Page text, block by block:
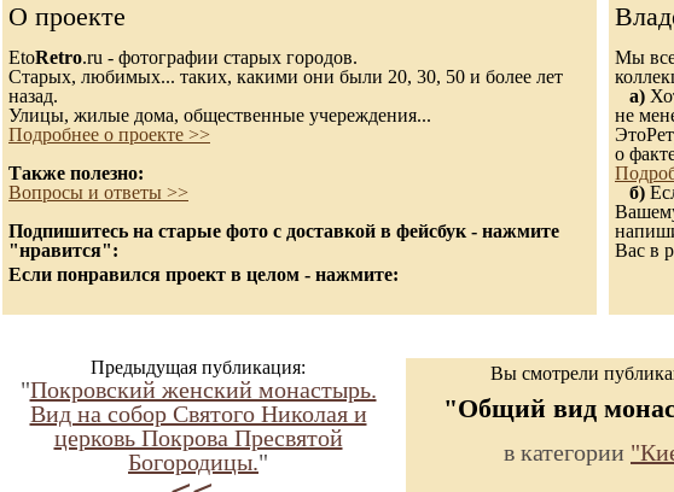
О проекте
EtoRetro.ru - фотографии старых городов.
Старых, любимых... таких, какими они были 20, 30, 50 и более лет
назад.
Улицы, жилые дома, общественные учереждения...
Подробнее о проекте >>
Также полезно:
Вопросы и ответы >>
Подпишитесь на старые фото с доставкой в фейсбук - нажмите
"нравится":
Если понравился проект в целом - нажмите:
Мы
а)
не
о
б)
Вас в
Предыдущая публикация:
"Покровский женский монастырь.
Вид на собор Святого Николая и
церковь Покрова Пресвятой
Богородицы."
Вы смотрели
"Общий вид
в категории